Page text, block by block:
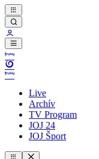
Live
Archív
TV Program
JOJ 24
JOJ Šport